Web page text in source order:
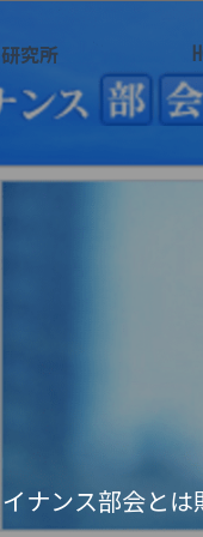
究所
イナンス部会と